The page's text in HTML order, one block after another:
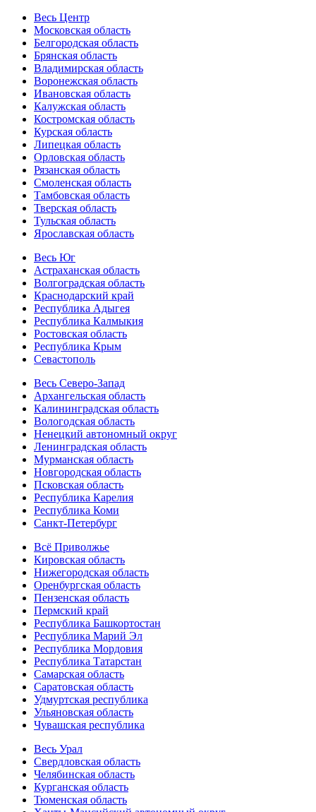
Весь Центр
Московская область
Белгородская область
Брянская область
Владимирская область
Воронежская область
Ивановская область
Калужская область
Костромская область
Курская область
Липецкая область
Орловская область
Рязанская область
Смоленская область
Тамбовская область
Тверская область
Тульская область
Ярославская область
Весь Юг
Астраханская область
Волгоградская область
Краснодарский край
Республика Адыгея
Республика Калмыкия
Ростовская область
Республика Крым
Севастополь
Весь Северо-Запад
Архангельская область
Калининградская область
Вологодская область
Ненецкий автономный округ
Ленинградская область
Мурманская область
Новгородская область
Псковская область
Республика Карелия
Республика Коми
Санкт-Петербург
Всё Приволжье
Кировская область
Нижегородская область
Оренбургская область
Пензенская область
Пермский край
Республика Башкортостан
Республика Марий Эл
Республика Мордовия
Республика Татарстан
Самарская область
Саратовская область
Удмуртская республика
Ульяновская область
Чувашская республика
Весь Урал
Свердловская область
Челябинская область
Курганская область
Тюменская область